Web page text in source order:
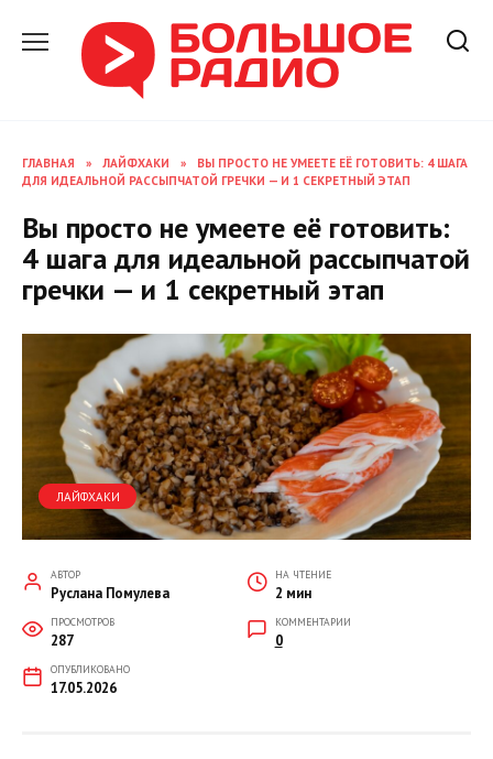
содержанию
ГЛАВНАЯ » ЛАЙФХАКИ »
ВЫ ПРОСТО НЕ УМЕЕТЕ ЕЁ ГОТОВИТЬ: 4 ШАГА
ДЛЯ ИДЕАЛЬНОЙ РАССЫПЧАТОЙ ГРЕЧКИ — И 1 СЕКРЕТНЫЙ ЭТАП
Вы просто не умеете её готовить:
4 шага для идеальной рассыпчатой
гречки — и 1 секретный этап
ЛАЙФХАКИ
АВТОР
Руслана Помулева
НА ЧТЕНИЕ
2 мин
ПРОСМОТРОВ
287
КОММЕНТАРИИ
0
ОПУБЛИКОВАНО
17.05.2026